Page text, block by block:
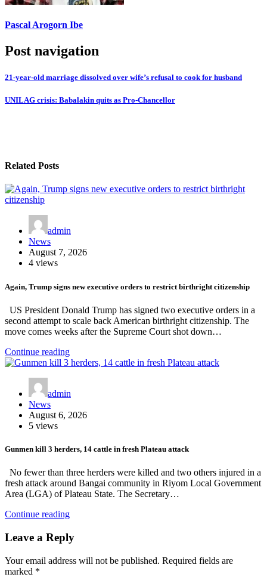
Pascal Arogorn Ibe
Post navigation
21-year-old marriage dissolved over wife’s refusal to cook for husband
UNILAG crisis: Babalakin quits as Pro-Chancellor
Related Posts
admin
News
August 7, 2026
4 views
Again, Trump signs new executive orders to restrict birthright citizenship
US President Donald Trump has signed two executive orders in a
second attempt to scale back American birthright citizenship. The
move comes weeks after the Supreme Court shot down…
Continue reading
admin
News
August 6, 2026
5 views
Gunmen kill 3 herders, 14 cattle in fresh Plateau attack
No fewer than three herders were killed and two others injured in a
fresh attack around Bangai community in Riyom Local Government
Area (LGA) of Plateau State. The Secretary…
Continue reading
Leave a Reply
Your email address will not be published. Required fields are
marked *